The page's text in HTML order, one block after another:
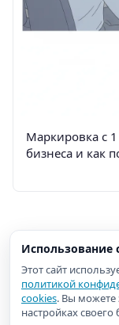
Маркировка с 1
бизнеса и как
Использование
Этот сайт
политикой
cookies. Вы можете
настройках своего